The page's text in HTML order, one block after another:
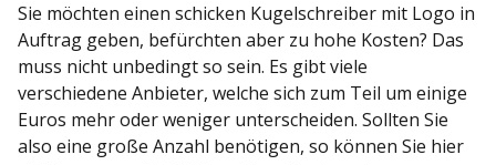
Sie möchten einen schicken Kugelschreiber mit Logo in
Auftrag geben, befürchten aber zu hohe Kosten? Das
muss nicht unbedingt so sein. Es gibt viele
verschiedene Anbieter, welche sich zum Teil um einige
Euros mehr oder weniger unterscheiden. Sollten Sie
also eine große Anzahl benötigen, so können Sie hier